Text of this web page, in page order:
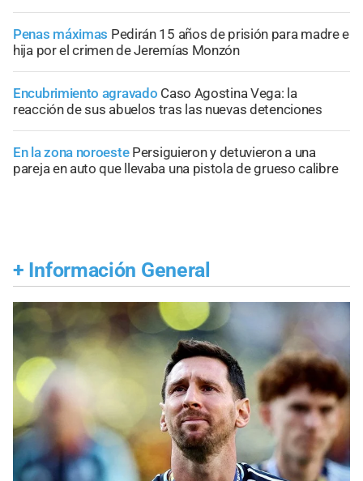
Penas máximas Pedirán 15 años de prisión para madre e
hija por el crimen de Jeremías Monzón
Encubrimiento agravado Caso Agostina Vega: la
reacción de sus abuelos tras las nuevas detenciones
En la zona noroeste Persiguieron y detuvieron a una
pareja en auto que llevaba una pistola de grueso calibre
+ Información General